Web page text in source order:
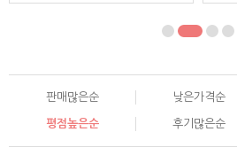
판매많은순 낮은가격순
평점높은순 후기많은순